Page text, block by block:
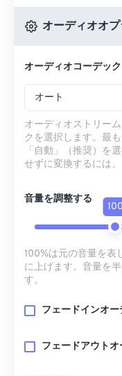
オーディオオ
オーディオコーデック
オート
オーディオストリー
クを選択します。最
「自動」（推奨）を
せずに変換するには
音量を調整する
100
100%は元の音量を表
に上げます。音量を
す。
フェードインオー
フェードアウトオ